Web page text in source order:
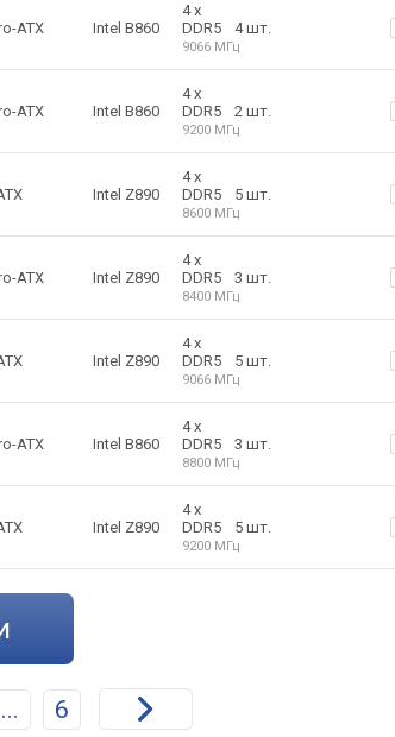
ATX Intel B860
4 х
DDR5
9066 МГц
4 шт.
ATX Intel B860
4 х
DDR5
9200 МГц
2 шт.
Intel Z890
4 х
DDR5
8600 МГц
5 шт.
ATX Intel Z890
4 х
DDR5
8400 МГц
3 шт.
Intel Z890
4 х
DDR5
9066 МГц
5 шт.
ATX Intel B860
4 х
DDR5
8800 МГц
3 шт.
Intel Z890
4 х
DDR5
9200 МГц
5 шт.
... 6